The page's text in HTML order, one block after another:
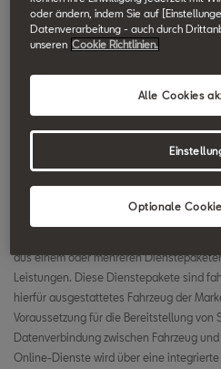
Pannenruf
Kundenbetreuung
Serviceplanung
Der SEAT Store
Fahrzeuggesundheitsbericht
Over-The-Air Updates
Abfahrtszeiten
Parkposition
Horn- und Blinker
Fernverriegelungs- und
Diebstahlwarnungen
Fernbelüftung
Ferngesteuerte Standheizung
Online-Verkehrsinformationen
Online-Kartenaktualisierungen
Online Routenberechnung
Tankstellen
Ladestationen
Online-Zielimport
Online-Route importieren
SEAT CONNECT
Der SEAT Store
E-Manager (Batterie Ladung)
Online-Verkehrsinformationen
Online Routenberechnung
Ladestationen
Lokale Meldungen über Gefahren
CONNECT
Personalisierung
Pannenruf
Kundenbetreuung
Serviceplanung
aus einem oder mehreren
Leistungen. Diese Dienstepakete sind
hierfür ausgestattetes Fahrzeug der
Voraussetzung für die Bereitstellung von
Datenverbindung zwischen Fahrzeug
Online-Dienste wird über eine
oder ändern, indem Sie auf
Datenverarbeitung - auch durch
unseren Cookie Richtlinien.
Optionale
Alle Cookies